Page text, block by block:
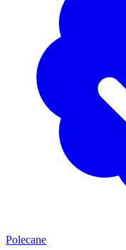
Polecane